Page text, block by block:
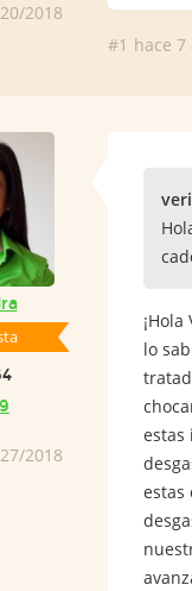
2018
#1 hace 7
2018
lo
estas
estas